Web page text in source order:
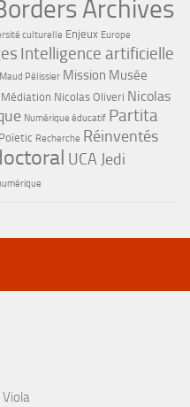
Archives
culturelle Enjeux Europe
Intelligence artificielle
Maud Pélissier Mission Musée
Médiation Nicolas Oliveri Nicolas
Numérique éducatif Partita
Poïetic Recherche Réinventés
UCA Jedi